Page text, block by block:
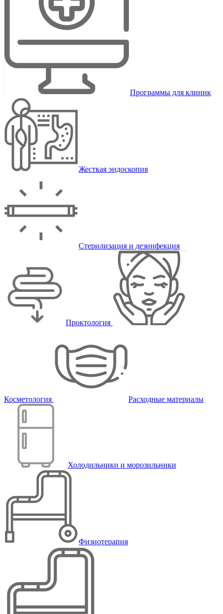
Программы для клиник
Жесткая эндоскопия
Стерилизация и дезинфекция
Проктология
Косметология Расходные материалы
Холодильники и морозильники
Физиотерапия